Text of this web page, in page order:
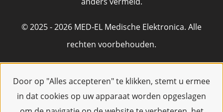
Door op "Alles accepteren" te klikken, stemt u ermee
in dat cookies op uw apparaat worden opgeslagen
© 2025 - 2026 MED-EL Medische Elektronica. Alle
rechten voorbehouden.